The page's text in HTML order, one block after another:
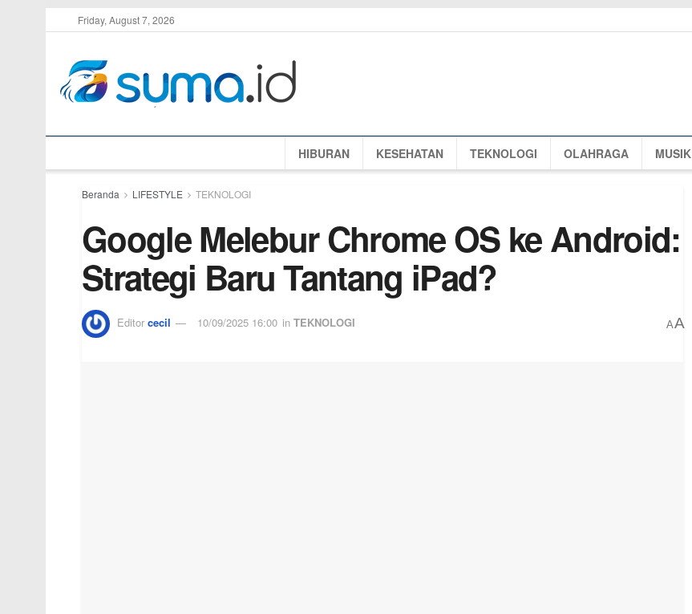
Friday, August 7, 2026
HIBURAN KESEHATAN TEKNOLOGI OLAHRAGA MUSIK
Beranda LIFESTYLE TEKNOLOGI
Google Melebur Chrome OS ke Android:
Strategi Baru Tantang iPad?
Editor cecil 10/09/2025 16:00 in TEKNOLOGI AA